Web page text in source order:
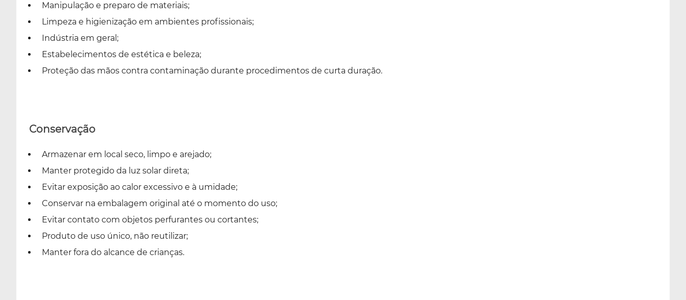
Manipulação e preparo de materiais;
Limpeza e higienização em ambientes profissionais;
Indústria em geral;
Estabelecimentos de estética e beleza;
Proteção das mãos contra contaminação durante procedimentos de curta duração.
Conservação
Armazenar em local seco, limpo e arejado;
Manter protegido da luz solar direta;
Evitar exposição ao calor excessivo e à umidade;
Conservar na embalagem original até o momento do uso;
Evitar contato com objetos perfurantes ou cortantes;
Produto de uso único, não reutilizar;
Manter fora do alcance de crianças.